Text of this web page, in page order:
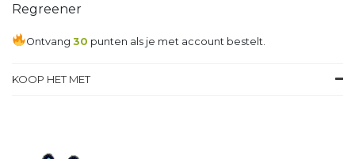
Regreener
Ontvang30 punten als je met account bestelt.
KOOP HET MET